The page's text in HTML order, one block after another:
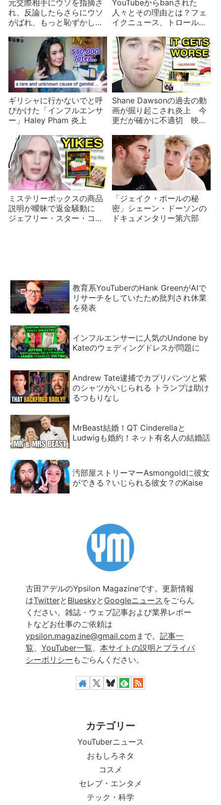
元交際相手にウソを指摘さ
れ、反論したらさらにウソ
がばれ、もっと恥ずかしい
Johnson
YouTubeからbanされた
人々とその理由とは？フェ
イクニュース、トロール、
ギリシャに行かないでと呼
びかけた「インフルエンサ
ー」Haley Pham 炎上
Shane Dawsonの過去の動
画が掘り起こされ炎上 今
更だが確かに不適切 映画
ミステリーボックスの商品
説明が曖昧で返金騒動に
ジェフリー・スター・コス
「ジェイク・ポールの秘
密」シェーン・ドーソンの
ドキュメンタリー第六部
教育系YouTuberのHank GreenがAIで
リサーチをしていたため批判され休業
を発表
インフルエンサーに人気のUndone by
Kateのウェディングドレスが問題に
Andrew Tate逮捕でカプリパンツと紫
のシャツがいじられる トランプは助け
るつもりなし
MrBeast結婚！QT Cinderellaと
Ludwigも婚約！ネット有名人の結婚話
汚部屋ストリーマーAsmongoldに彼女
ができる？いじられる彼女？のKaise
古田アデルのYpsilon Magazineです。更新情報
はTwitterと Blueskyと Googleニュース をごらん
ください。雑誌・ウェブ記事および業界レポー
トなどお仕事のご依頼は
ypsilon.magazine@gmail.com まで。 記事一
覧、 YouTuber一覧、 本サイトの説明とプライバ
シーポリシー もごらんください。
カテゴリー
YouTuberニュース
おもしろネタ
コスメ
セレブ・エンタメ
テック・科学